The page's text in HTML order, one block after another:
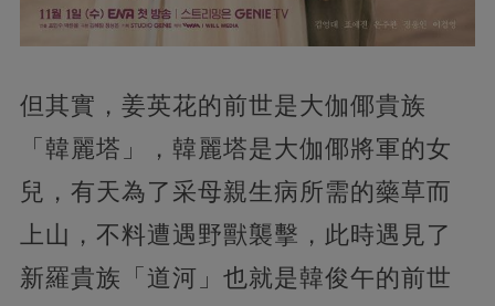
但其實，姜英花的前世是大伽倻貴族
「韓麗塔」，韓麗塔是大伽倻將軍的女
兒，有天為了采母親生病所需的藥草而
上山，不料遭遇野獸襲擊，此時遇見了
新羅貴族「道河」也就是韓俊午的前世